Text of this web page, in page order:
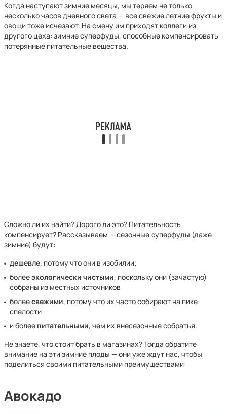
Когда наступают зимние месяцы, мы теряем не только
несколько часов дневного света — все свежие летние фрукты и
овощи тоже исчезают. На смену им приходят коллеги из
другого цеха: зимние суперфуды, способные компенсировать
потерянные питательные вещества.
Сложно ли их найти? Дорого ли это? Питательность
компенсирует? Рассказываем — сезонные суперфуды (даже
зимние) будут:
дешевле, потому что они в изобилии;
болееэкологически чистыми, поскольку они (зачастую)
собраны из местных источников
болеесвежими, потому что их часто собирают на пике
спелости
и более питательными, чем их внесезонные собратья.
Не знаете, что стоит брать в магазинах? Тогда обратите
внимание на эти зимние плоды — они уже ждут нас, чтобы
поделиться своими питательными преимуществами:
Авокадо